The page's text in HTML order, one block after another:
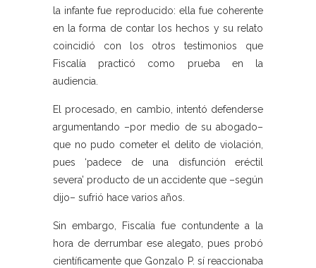
la infante fue reproducido: ella fue coherente
en la forma de contar los hechos y su relato
coincidió con los otros testimonios que
Fiscalía practicó como prueba en la
audiencia.
El procesado, en cambio, intentó defenderse
argumentando –por medio de su abogado–
que no pudo cometer el delito de violación,
pues ‘padece de una disfunción eréctil
severa’ producto de un accidente que –según
dijo– sufrió hace varios años.
Sin embargo, Fiscalía fue contundente a la
hora de derrumbar ese alegato, pues probó
científicamente que Gonzalo P. sí reaccionaba